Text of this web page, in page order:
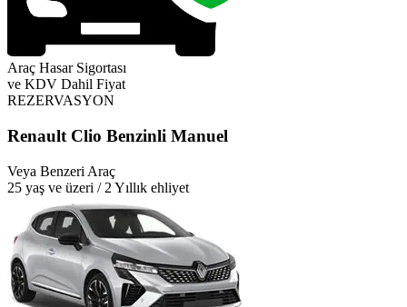
Araç Hasar Sigortası
ve KDV Dahil Fiyat
REZERVASYON
Renault Clio Benzinli Manuel
Veya Benzeri Araç
25 yaş ve üzeri / 2 Yıllık ehliyet